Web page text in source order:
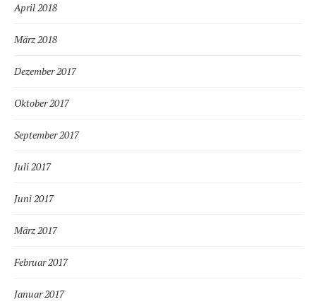
April 2018
März 2018
Dezember 2017
Oktober 2017
September 2017
Juli 2017
Juni 2017
März 2017
Februar 2017
Januar 2017